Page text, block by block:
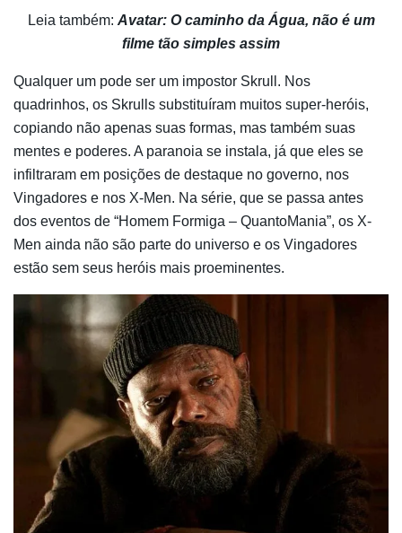
Leia também: Avatar: O caminho da Água, não é um
filme tão simples assim
Qualquer um pode ser um impostor Skrull. Nos
quadrinhos, os Skrulls substituíram muitos super-heróis,
copiando não apenas suas formas, mas também suas
mentes e poderes. A paranoia se instala, já que eles se
infiltraram em posições de destaque no governo, nos
Vingadores e nos X-Men. Na série, que se passa antes
dos eventos de “Homem Formiga – QuantoMania”, os X-
Men ainda não são parte do universo e os Vingadores
estão sem seus heróis mais proeminentes.